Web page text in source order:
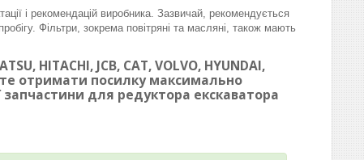
і рекомендацій виробника. Зазвичай, рекомендується
Фільтри, зокрема повітряні та масляні, також мають
HITACHI, JCB, CAT, VOLVO, HYUNDAI,
отримати посилку максимально
запчастини для редуктора екскаватора